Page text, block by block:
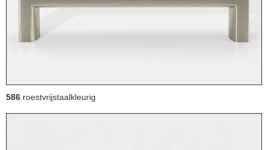
586 roestvrijstaalkleurig